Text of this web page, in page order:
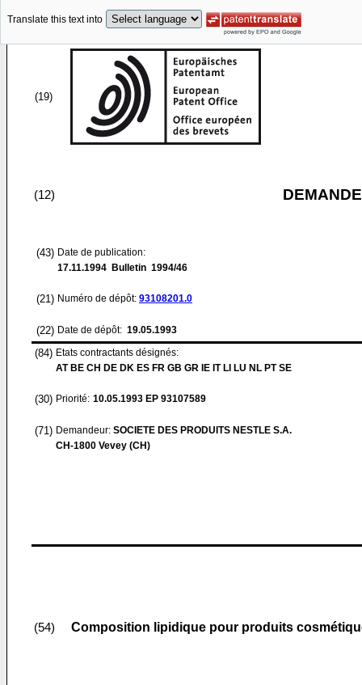
Translate this text into
(19)
(12)
(43) Date de publication:
17.11.1994 Bulletin 1994/46
(21) Numéro de dépôt: 93108201.0
(22) Date de dépôt: 19.05.1993
(84) Etats contractants désignés:
AT BE CH DE DK ES FR GB GR IE IT LI LU NL PT SE
(30) Priorité: 10.05.1993 EP 93107589
(71) Demandeur: SOCIETE DES PRODUITS NESTLE S.A.
CH-1800 Vevey (CH)
(54) Composition lipidique pour produits